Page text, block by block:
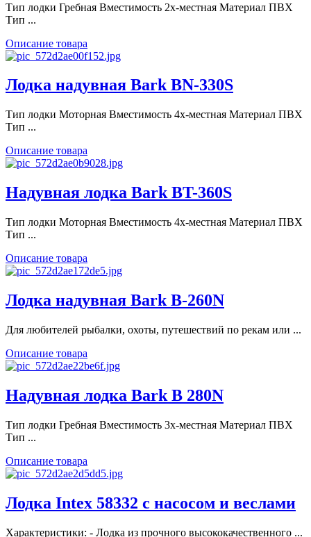
Тип лодки Гребная Вместимость 2х-местная Материал ПВХ
Тип ...
Описание товара
Лодка надувная Bark BN-330S
Тип лодки Моторная Вместимость 4х-местная Материал ПВХ
Тип ...
Описание товара
Надувная лодка Bark BT-360S
Тип лодки Моторная Вместимость 4х-местная Материал ПВХ
Тип ...
Описание товара
Лодка надувная Bark B-260N
Для любителей рыбалки, охоты, путешествий по рекам или ...
Описание товара
Надувная лодка Bark B 280N
Тип лодки Гребная Вместимость 3х-местная Материал ПВХ
Тип ...
Описание товара
Лодка Intex 58332 с насосом и веслами
Характеристики: - Лодка из прочного высококачественного ...